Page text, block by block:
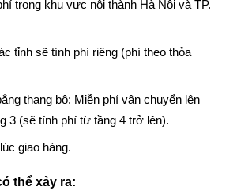
trong khu vực nội thành Hà Nội và TP.
tỉnh sẽ tính phí riêng (phí theo thỏa
thang bộ: Miễn phí vận chuyển lên
3 (sẽ tính phí từ tầng 4 trở lên).
giao hàng.
thể xảy ra: